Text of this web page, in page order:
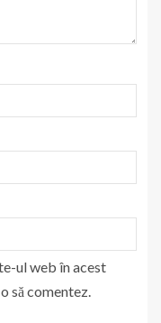
ul web în acest
să comentez.